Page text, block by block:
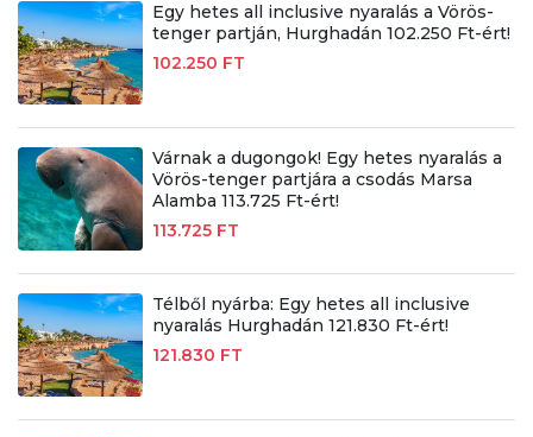
Egy hetes all inclusive nyaralás a Vörös-
tenger partján, Hurghadán 102.250 Ft-ért!
102.250 FT
Várnak a dugongok! Egy hetes nyaralás a
Vörös-tenger partjára a csodás Marsa
Alamba 113.725 Ft-ért!
113.725 FT
Télből nyárba: Egy hetes all inclusive
nyaralás Hurghadán 121.830 Ft-ért!
121.830 FT